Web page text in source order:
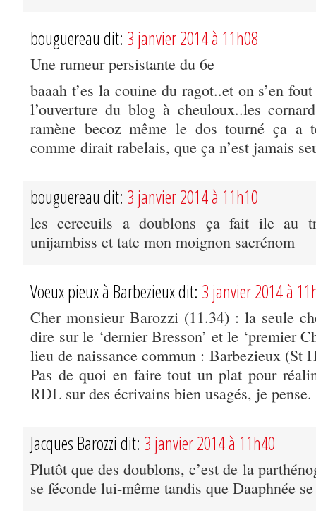
bouguereau dit: 3 janvier 2014 à 11h08
Une rumeur persistante du 6e
baaah t’es la couine du ragot..et on s’en
l’ouverture du blog à cheuloux..les
ramène becoz même le dos tourné ça a
comme dirait rabelais, que ça n’est jamais
bouguereau dit: 3 janvier 2014 à 11h10
les cerceuils a doublons ça fait ile au
unijambiss et tate mon moignon sacrénom
Voeux pieux à Barbezieux dit: 3 janvier 2014 à
Cher monsieur Barozzi (11.34) : la seule
dire sur le ‘dernier Bresson’ et le ‘premier
lieu de naissance commun : Barbezieux (St
Pas de quoi en faire tout un plat pour
RDL sur des écrivains bien usagés, je pense.
Jacques Barozzi dit: 3 janvier 2014 à 11h40
Plutôt que des doublons, c’est de la
se féconde lui-même tandis que Daaphnée